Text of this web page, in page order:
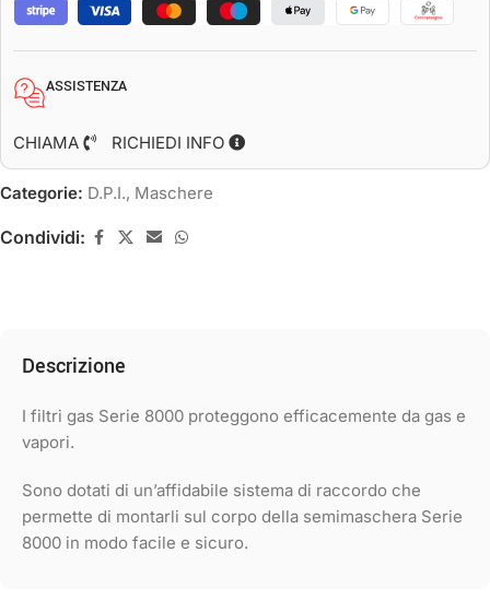
ASSISTENZA
CHIAMA RICHIEDI INFO
Categorie: D.P.I., Maschere
Condividi:
Descrizione
I filtri gas Serie 8000 proteggono efficacemente da gas e
vapori.
Sono dotati di un’affidabile sistema di raccordo che
permette di montarli sul corpo della semimaschera Serie
8000 in modo facile e sicuro.